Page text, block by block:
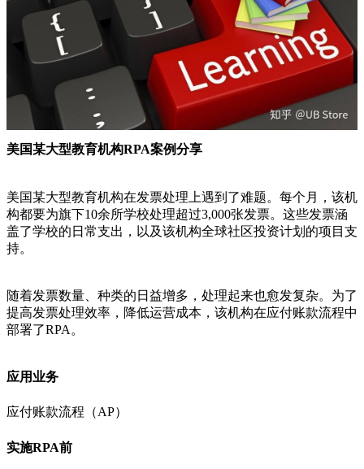
美国某大型教育机构RPA案例分享
美国某大型教育机构在发票处理上遇到了难题。每个月，该机
构都要为旗下10余所学校处理超过3,000张发票。这些发票涵
盖了学校的日常支出，以及该机构全球社区投资计划的项目支
持。
随着发票数量、种类的日益增多，处理起来也愈发复杂。为了
提高发票处理效率，降低运营成本，该机构在应付账款流程中
部署了RPA。
应用业务
应付账款流程（AP）
实施RPA前